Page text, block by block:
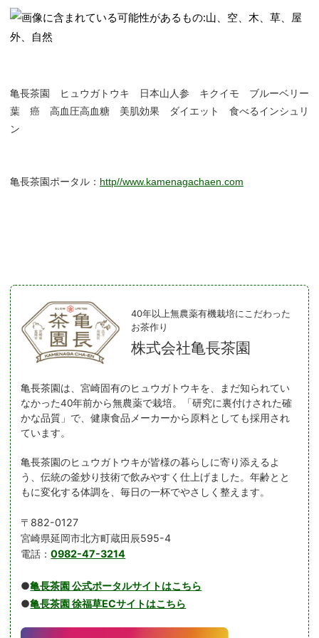
亀長茶園 ヒュウガトウキ 日本山人参 キクイモ ブルーベリー
葉 癌 高血圧高血糖 美肌効果 ダイエット 食べるインシュリ
ン
亀長茶園ポータル： http//www.kamenagachaen.com
40年以上無農薬有機栽培にこだわった
お茶作り
株式会社亀長茶園
亀長茶園は、宮崎固有のヒュウガトウキを、まだ知られてい
なかった40年前から無農薬で栽培。「研究に裏付けされた確
かな品質」で、健康食品メーカーから原料としても採用され
ています。
亀長茶園のヒュウガトウキが皆様の暮らしに寄り添えるよ
う、伝統の釜炒り技術で飲みやすく仕上げました。年齢とと
もに変化する体調を、毎日の一杯でやさしく整えます。
〒882-0127
宮崎県延岡市北方町蔵田辰595-4
電話：0982-47-3214
●亀長茶園 公式ポータルサイトはこちら
●亀長茶園 徐福草ECサイトはこちら